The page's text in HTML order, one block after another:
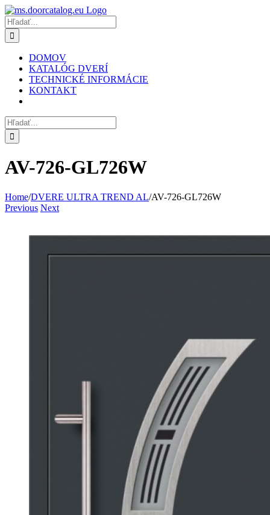
Skip
to
content
Hľadať:
DOMOV
KATALÓG DVERÍ
TECHNICKÉ INFORMÁCIE
KONTAKT
Hľadať:
AV-726-GL726W
Home/DVERE ULTRA TREND AL/AV-726-GL726W
Previous Next
Zobraziť